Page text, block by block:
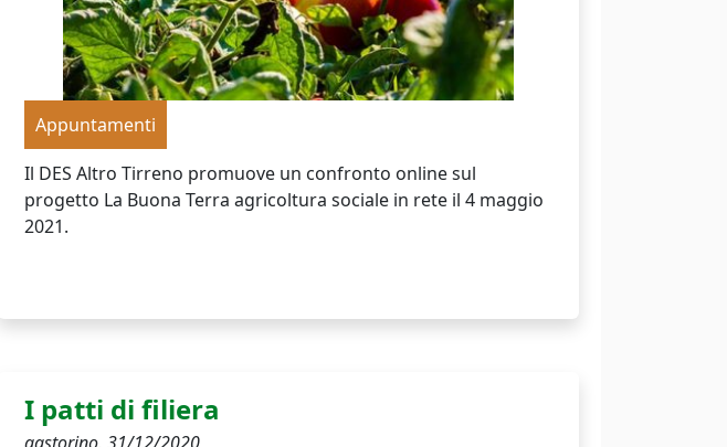
Appuntamenti
Il DES Altro Tirreno promuove un confronto online sul
progetto La Buona Terra agricoltura sociale in rete il 4 maggio
2021.
I patti di filiera